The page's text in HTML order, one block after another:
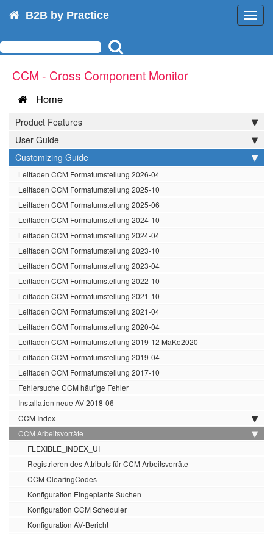
B2B by Practice
CCM - Cross Component Monitor
Home
Product Features
User Guide
Customizing Guide
Leitfaden CCM Formatumstellung 2026-04
Leitfaden CCM Formatumstellung 2025-10
Leitfaden CCM Formatumstellung 2025-06
Leitfaden CCM Formatumstellung 2024-10
Leitfaden CCM Formatumstellung 2024-04
Leitfaden CCM Formatumstellung 2023-10
Leitfaden CCM Formatumstellung 2023-04
Leitfaden CCM Formatumstellung 2022-10
Leitfaden CCM Formatumstellung 2021-10
Leitfaden CCM Formatumstellung 2021-04
Leitfaden CCM Formatumstellung 2020-04
Leitfaden CCM Formatumstellung 2019-12 MaKo2020
Leitfaden CCM Formatumstellung 2019-04
Leitfaden CCM Formatumstellung 2017-10
Fehlersuche CCM häufige Fehler
Installation neue AV 2018-06
CCM Index
CCM Arbeitsvorräte
FLEXIBLE_INDEX_UI
Registrieren des Attributs für CCM Arbeitsvorräte
CCM ClearingCodes
Konfiguration Eingeplante Suchen
Konfiguration CCM Scheduler
Konfiguration AV-Bericht